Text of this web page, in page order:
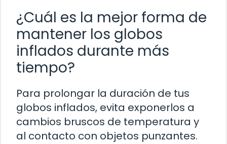
¿Cuál es la mejor forma de
mantener los globos
inflados durante más
tiempo?
Para prolongar la duración de tus
globos inflados, evita exponerlos a
cambios bruscos de temperatura y
al contacto con objetos punzantes.